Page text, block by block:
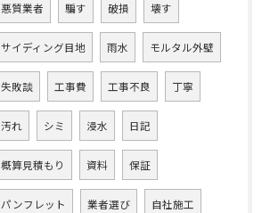
悪質業者 騙す 破損 壊す
サイディング目地 雨水 モルタル外壁
失敗談 工事費 工事不良 丁寧
汚れ シミ 浸水 日記
概算見積もり 資料 保証
パンフレット 業者選び 自社施工